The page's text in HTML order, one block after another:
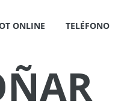
ONLINE TELÉFONO